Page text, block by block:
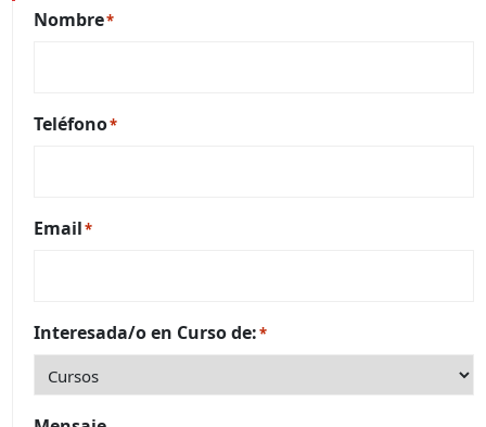
Nombre*
Teléfono*
Email*
Interesada/o en Curso de:*